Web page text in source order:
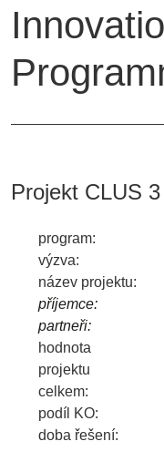
Projekt CLUS 3
program:
výzva:
název projektu:
příjemce:
partneři:
hodnota
projektu
celkem:
podíl KO:
doba řešení: